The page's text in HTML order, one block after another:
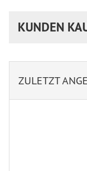
KUNDEN
ZULETZT